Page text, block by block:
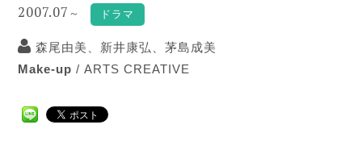
2007.07 ～ ドラマ
森尾由美、新井康弘、茅島成美
Make-up / ARTS CREATIVE